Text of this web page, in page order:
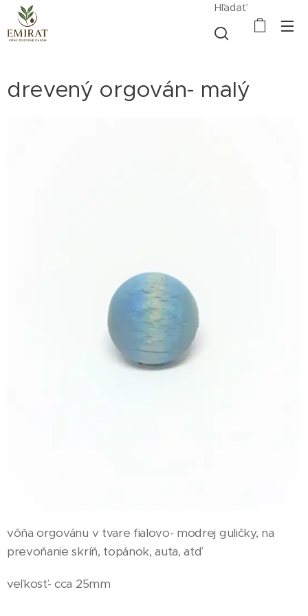
Hľadať
drevený orgován- malý
vôňa orgovánu v tvare fialovo- modrej guličky, na
prevoňanie skríň, topánok, auta, atď
veľkosť- cca 25mm